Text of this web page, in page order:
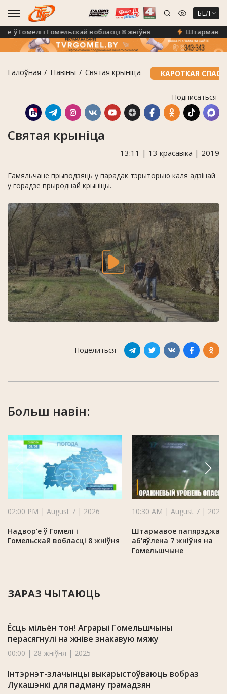
БЕЛ
Гомелі і Гомельскай вобласці 8 жніўня Штармавое
Галоўная Навiны Святая крыніца КАРОТКАЯ
Подписаться
Святая крыніца
13:11 | 13 красавіка | 2019
Гамяльчане прыводзяць у парадак тэрыторыю каля адзінай
у горадзе прыроднай крыніцы.
Поделиться
Больш навін:
02:00 PM | August 7 | 2026
Надвор'е ў Гомелі і
Гомельскай вобласці 8 жніўня
10:30 AM | August 7 | 2026
Штармавое
аб'яўлена 7 жніўня на
Гомельшчыне
ЗАРАЗ ЧЫТАЮЦЬ
Ёсць мільён тон! Аграрыі Гомельшчыны
перасягнулі на жніве знакавую мяжу
00:00 | 28 жніўня | 2025
Інтэрнэт-злачынцы выкарыстоўваюць вобраз
Лукашэнкі для падману грамадзян